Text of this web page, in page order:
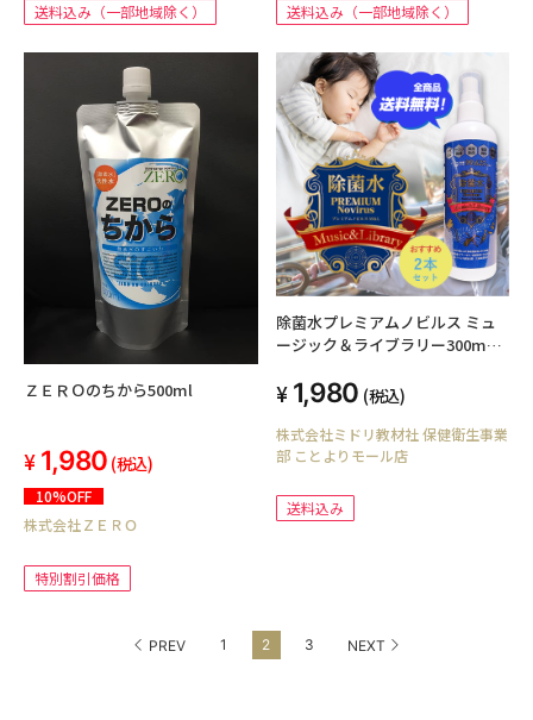
送料込み（一部地域除く） 送料込み（一部地域除く）
ＺＥＲＯのちから500ml
1,980 (税込)
10%OFF
株式会社ＺＥＲＯ
特別割引価格
除菌水プレミアムノビルス ミュ
ージック＆ライブラリー300mL 2
1,980 (税込)
株式会社ミドリ教材社 保健衛生事業
部 ことよりモール店
送料込み
PREV 1 2 3 NEXT